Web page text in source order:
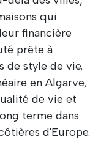
qui
financière
prête à
de style de vie.
en Algarve,
de vie et
terme dans
d'Europe.